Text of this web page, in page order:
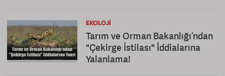
EKOLOJI
Tarım ve Orman Bakanlığı’ndan
"Çekirge İstilası" İddialarına
Yalanlama!